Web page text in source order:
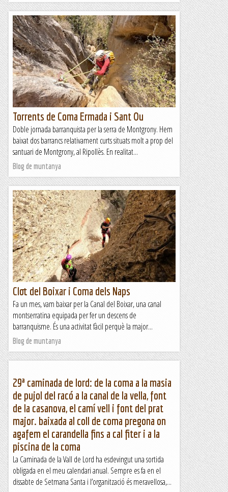
Torrents de Coma Ermada i Sant Ou
Doble jornada barranquista per la serra de Montgrony. Hem
baixat dos barrancs relativament curts situats molt a prop del
santuari de Montgrony, al Ripollès. En realitat...
Blog de muntanya
Clot del Boixar i Coma dels Naps
Fa un mes, vam baixar per la Canal del Boixar, una canal
montserratina equipada per fer un descens de
barranquisme. És una activitat fàcil perquè la major...
Blog de muntanya
29ª caminada de lord: de la coma a la masia
de pujol del racó a la canal de la vella, font
de la casanova, el camí vell i font del prat
major. baixada al coll de coma pregona on
agafem el carandella fins a cal fiter i a la
piscina de la coma
La Caminada de la Vall de Lord ha esdevingut una sortida
obligada en el meu calendari anual. Sempre es fa en el
dissabte de Setmana Santa i l’organització és meravellosa,...